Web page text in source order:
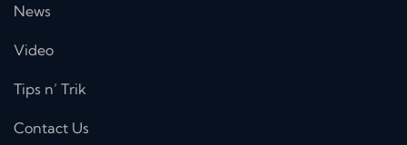
News
Video
Tips n’ Trik
Contact Us